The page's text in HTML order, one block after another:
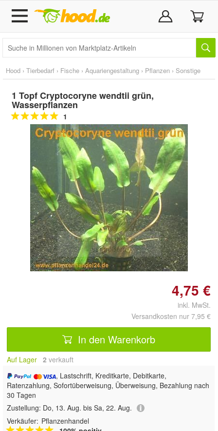
Hood › Tierbedarf › Fische › Aquariengestaltung › Pflanzen › Sonstige
1 Topf Cryptocoryne wendtii grün,
Wasserpflanzen
1
Doppelt antippen zum
vergrößern
4,75 €
inkl. MwSt.
Versandkosten nur 7,95 €
In den Warenkorb
Auf Lager 2 verkauft
, Lastschrift, Kreditkarte, Debitkarte,
Ratenzahlung, Sofortüberweisung, Überweisung, Bezahlung nach
30 Tagen
Zustellung: Do, 13. Aug. bis Sa, 22. Aug.
Verkäufer: Pflanzenhandel